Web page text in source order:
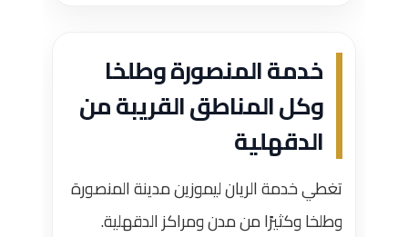
خدمة المنصورة وطلخا
وكل المناطق القريبة من
الدقهلية
تغطي خدمة الريان ليموزين مدينة المنصورة
وطلخا وكثيرًا من مدن ومراكز الدقهلية.